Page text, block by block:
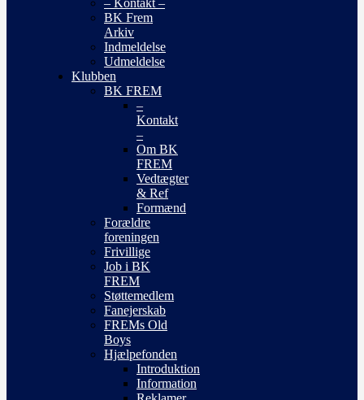
– Kontakt –
BK Frem
Arkiv
Indmeldelse
Udmeldelse
Klubben
BK FREM
–
Kontakt
–
Om BK
FREM
Vedtægter
& Ref
Formænd
Forældre
foreningen
Frivillige
Job i BK
FREM
Støttemedlem
Fanejerskab
FREMs Old
Boys
Hjælpefonden
Introduktion
Information